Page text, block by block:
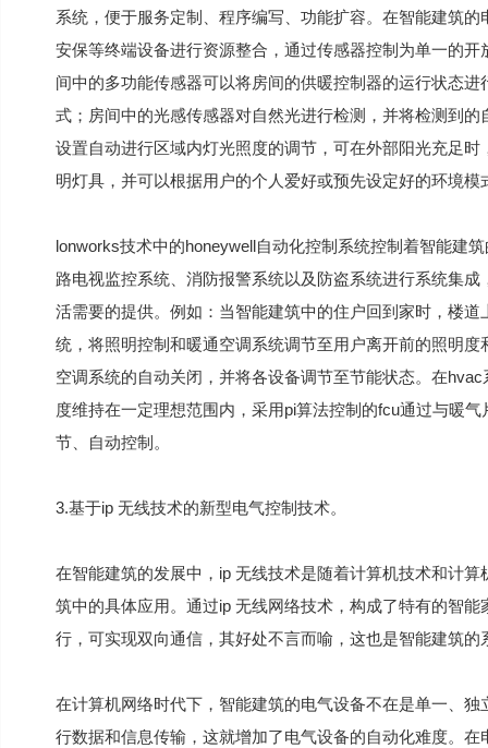
系统，便于服务定制、程序编写、功能扩容。在智能建筑
安保等终端设备进行资源整合，通过传感器控制为单一的
间中的多功能传感器可以将房间的供暖控制器的运行状态
式；房间中的光感传感器对自然光进行检测，并将检测到
设置自动进行区域内灯光照度的调节，可在外部阳光充足
明灯具，并可以根据用户的个人爱好或预先设定好的环境模
lonworks技术中的honeywell自动化控制系统控制着智能建
路电视监控系统、消防报警系统以及防盗系统进行系统集
活需要的提供。例如：当智能建筑中的住户回到家时，楼
统，将照明控制和暖通空调系统调节至用户离开前的照明
空调系统的自动关闭，并将各设备调节至节能状态。在
度维持在一定理想范围内，采用pi算法控制的fcu通过与暖
节、自动控制。
3.基于ip 无线技术的新型电气控制技术。
在智能建筑的发展中，ip 无线技术是随着计算机技术和计
筑中的具体应用。通过ip 无线网络技术，构成了特有的智
行，可实现双向通信，其好处不言而喻，这也是智能建筑的
在计算机网络时代下，智能建筑的电气设备不在是单一、
行数据和信息传输，这就增加了电气设备的自动化难度。